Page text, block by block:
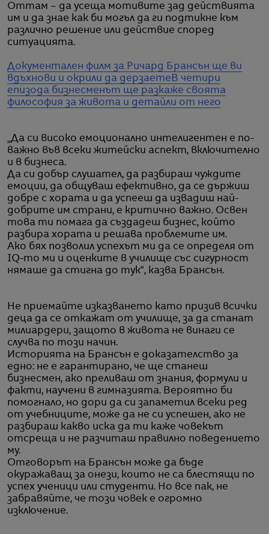
Оттам – да усеща мотивите зад действията
им и да знае как би могъл да ги подтикне към
различно решение или действие според
ситуацията.
Документален филм за Ричард Брансън ще ви
вдъхнови и окрили да дерзаете В четири
епизода бизнесменът ще разкаже своята
философия за живота и детайли от него
„Да си високо емоционално интелигентен е по-
важно във всеки житейски аспект, включително
и в бизнеса.
Да си добър слушател, да разбираш чуждите
емоции, да общуваш ефективно, да се държиш
добре с хората и да успееш да извадиш най-
добрите им страни, е критично важно. Освен
това ти помага да създадеш бизнес, който
разбира хората и решава проблемите им.
Ако бях позволил успехът ми да се определя от
IQ-то ми и оценките в училище със сигурност
нямаше да стигна до тук“, казва Брансън.
Не приемайте изказването като призив всички
деца да се откажат от училище, за да станат
милиардери, защото в живота не винаги се
случва по този начин.
Историята на Брансън е доказателство за
едно: не е гарантирано, че ще станеш
бизнесмен, ако преливаш от знания, формули и
факти, научени в гимназията. Вероятно би
помогнало, но дори да си запаметил всеки ред
от учебниците, може да не си успешен, ако не
разбираш какво иска да ти каже човекът
отсреща и не разчиташ правилно поведението
му.
Отговорът на Брансън може да бъде
окуражаващ за онези, които не са блестящи по
успех ученици или студенти. Но все пак, не
забравяйте, че този човек е огромно
изключение.